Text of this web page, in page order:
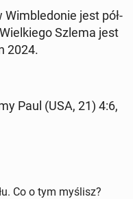
Wim­ble­do­nie jest pół­
Szlema jest
2024.
Paul (USA, 21) 4:6,
Co o tym myślisz?